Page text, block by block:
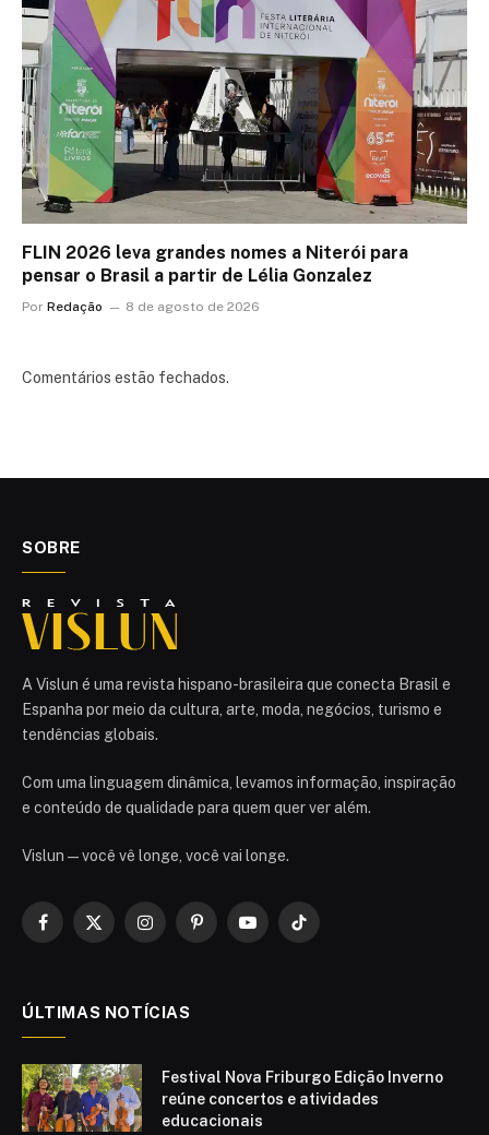
FLIN 2026 leva grandes nomes a Niterói para
pensar o Brasil a partir de Lélia Gonzalez
Por Redação 8 de agosto de 2026
Comentários estão fechados.
SOBRE
A Vislun é uma revista hispano-brasileira que conecta Brasil e
Espanha por meio da cultura, arte, moda, negócios, turismo e
tendências globais.
Com uma linguagem dinâmica, levamos informação, inspiração
e conteúdo de qualidade para quem quer ver além.
Vislun — você vê longe, você vai longe.
Facebook
X
InstagramPinterestYouTubeTikTok
ÚLTIMAS NOTÍCIAS
Festival Nova Friburgo Edição Inverno
reúne concertos e atividades
educacionais